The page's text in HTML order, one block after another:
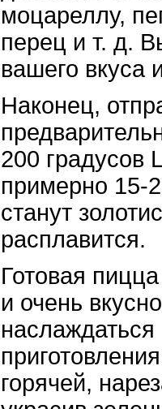
моцареллу,
перец и т. д.
вашего вкуса
Наконец,
200 градусов
примерно 15-
станут
расплавится.
Готовая
и очень
горячей,